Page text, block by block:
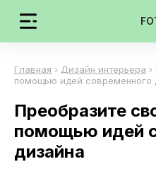
Главная › Дизайн интерьера ›
помощью идей современного
Преобразите
помощью идей
дизайна